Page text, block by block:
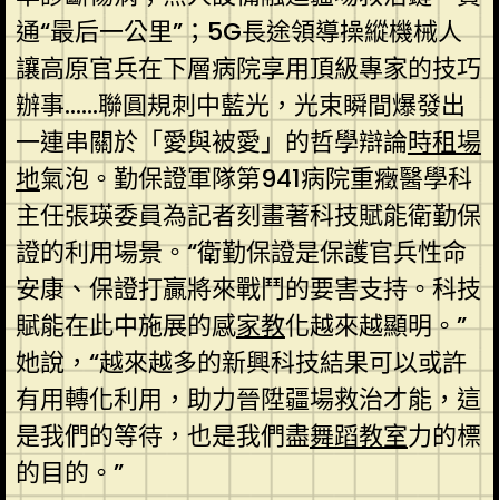
通“最后一公里”；5G長途領導操縱機械人
讓高原官兵在下層病院享用頂級專家的技巧
辦事……聯圓規刺中藍光，光束瞬間爆發出
一連串關於「愛與被愛」的哲學辯論時租場
地氣泡。勤保證軍隊第941病院重癥醫學科
主任張瑛委員為記者刻畫著科技賦能衛勤保
證的利用場景。“衛勤保證是保護官兵性命
安康、保證打贏將來戰鬥的要害支持。科技
賦能在此中施展的感家教化越來越顯明。”
她說，“越來越多的新興科技結果可以或許
有用轉化利用，助力晉陞疆場救治才能，這
是我們的等待，也是我們盡舞蹈教室力的標
的目的。”